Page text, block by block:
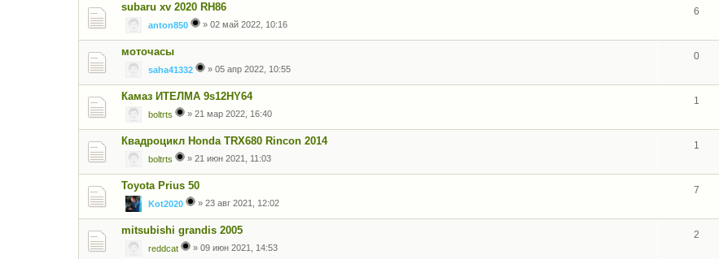
subaru xv 2020 RH86
anton850 » 02 май 2022, 10:16
6
моточасы
saha41332 » 05 апр 2022, 10:55
0
Камаз ИТЕЛМА 9s12HY64
boltrts » 21 мар 2022, 16:40
1
Квадроцикл Honda TRX680 Rincon 2014
boltrts » 21 июн 2021, 11:03
1
Toyota Prius 50
Kot2020 » 23 авг 2021, 12:02
7
mitsubishi grandis 2005
reddcat » 09 июн 2021, 14:53
2